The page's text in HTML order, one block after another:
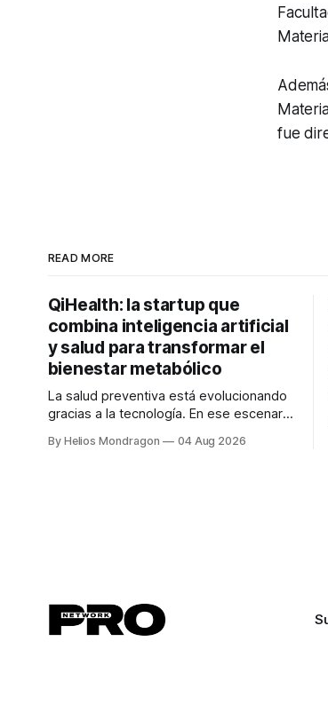
fue
READ MORE
QiHealth: la startup que
combina inteligencia artificial
y salud para transformar el
bienestar metabólico
La salud preventiva está evolucionando
gracias a la tecnología. En ese escenario
desarrolla un ecosistema digital capaz
By Helios Mondragon 04 Aug 2026